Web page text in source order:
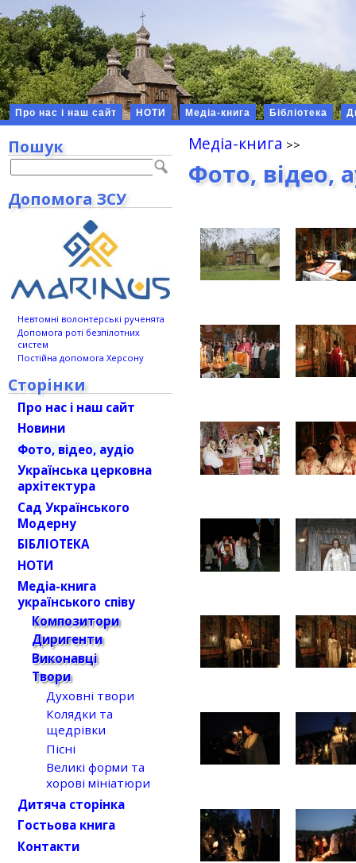
Про нас і наш сайт НОТИ Медіа-книга Бібліотека
Медіа-книга
Фото, відео,
Пошук
Допомога ЗСУ
Невтомні волонтерські рученята
Допомога роті безпілотних
систем
Постійна допомога Херсону
Сторінки
Про нас і наш сайт
Новини
Фото, відео, аудіо
Українська церковна
архітектура
Сад Українського
Модерну
БІБЛІОТЕКА
НОТИ
Медіа-книга
українського співу
Композитори
Диригенти
Виконавці
Твори
Духовні твори
Колядки та
щедрівки
Пісні
Великі форми та
хорові мініатюри
Дитяча сторінка
Гостьова книга
Контакти